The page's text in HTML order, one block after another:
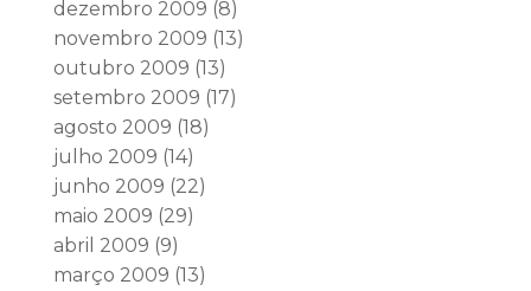
dezembro 2009 (8)
novembro 2009 (13)
outubro 2009 (13)
setembro 2009 (17)
agosto 2009 (18)
julho 2009 (14)
junho 2009 (22)
maio 2009 (29)
abril 2009 (9)
março 2009 (13)